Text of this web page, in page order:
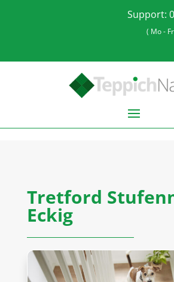
Support:
( Mo -
Tretford
Eckig